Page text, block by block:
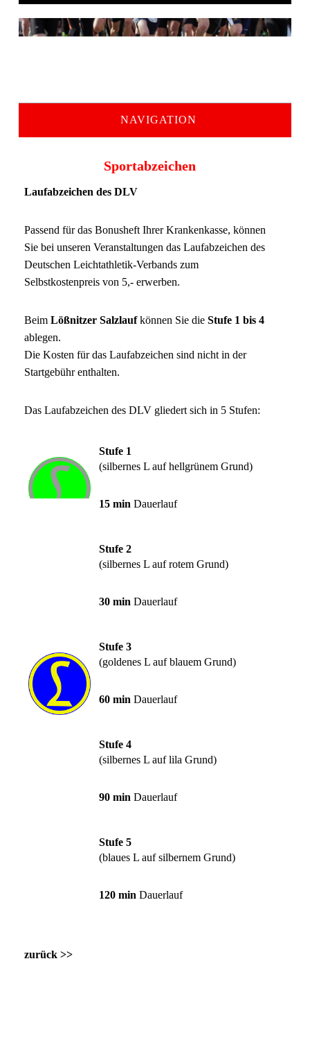
NAVIGATION
Sportabzeichen
Laufabzeichen des DLV
Passend für das Bonusheft Ihrer Krankenkasse, können
Sie bei unseren Veranstaltungen das Laufabzeichen des
Deutschen Leichtathletik-Verbands zum
Selbstkostenpreis von 5,- erwerben.
Beim Lößnitzer Salzlaufkönnen Sie die Stufe 1 bis 4
ablegen.
Die Kosten für das Laufabzeichen sind nicht in der
Startgebühr enthalten.
Das Laufabzeichen des DLV gliedert sich in 5 Stufen:
Stufe 1
(silbernes L auf hellgrünem Grund)
15 min Dauerlauf
Stufe 2
(silbernes L auf rotem Grund)
30 min Dauerlauf
Stufe 3
(goldenes L auf blauem Grund)
60 min Dauerlauf
Stufe 4
(silbernes L auf lila Grund)
90 min Dauerlauf
Stufe 5
(blaues L auf silbernem Grund)
120 min Dauerlauf
zurück >>